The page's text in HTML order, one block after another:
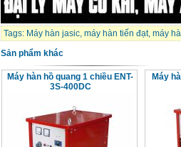
Tags: Máy hàn jasic, máy hàn tiến đạt, máy
Sản phẩm khác
Máy hàn hồ quang 1 chiều ENT-
3S-400DC
Máy